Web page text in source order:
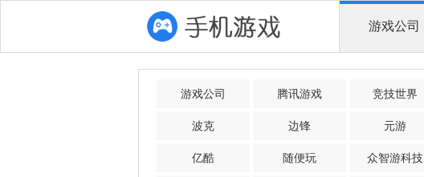
游戏公司
游戏公司 腾讯游戏 竞技世界
波克 边锋 元游
亿酷 随便玩 众智游科技